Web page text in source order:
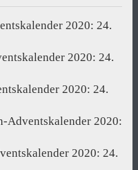
2020: 24.
2020: 24.
2020: 24.
Adventskalender 2020:
2020: 24.